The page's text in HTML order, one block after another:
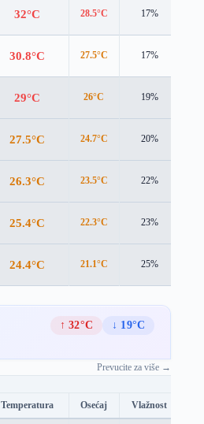
32°C 28.5°C 17%
30.8°C 27.5°C 17%
29°C 26°C 19%
27.5°C 24.7°C 20%
26.3°C 23.5°C 22%
25.4°C 22.3°C 23%
24.4°C 21.1°C 25%
↑ 32°C
↓ 19°C
Prevucite za više →
Temperatura Osećaj Vlažnost